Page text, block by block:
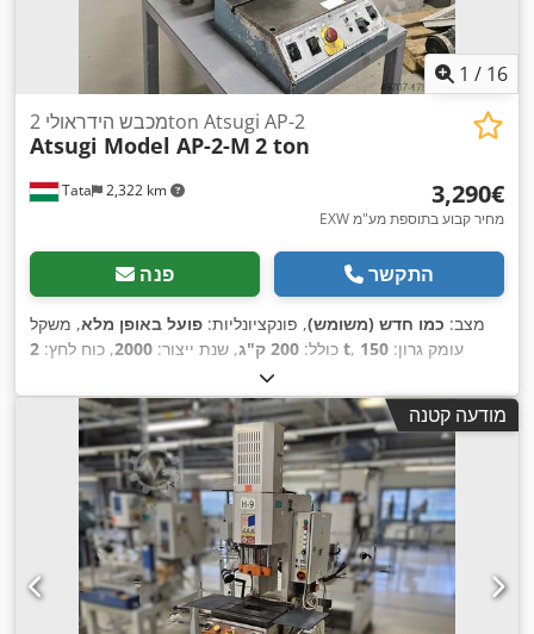
1 / 16
Tata 2,322 km
מכבש הידראולי 2ton Atsugi AP-2
Atsugi Model AP-2-M 2 ton
‏3,290 ‏€
EXW מחיר קבוע בתוספת מע"מ
פנה התקשר
מצב: כמו חדש (משומש), פונקציונליות: פועל באופן מלא, משקל
כולל: 200 ק"ג , שנת ייצור: 2000, כוח לחץ: 2 t , עומק גרון: 150
מודעה קטנה